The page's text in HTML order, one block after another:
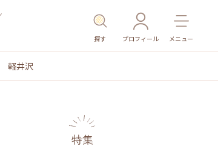
探す プロフィール メニュー
軽井沢
特集